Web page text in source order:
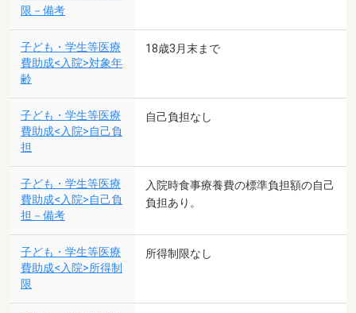
限－備考
子ども・学生等医療
費助成<入院>対象年
齢
18歳3月末まで
子ども・学生等医療
費助成<入院>自己負
担
自己負担なし
子ども・学生等医療
費助成<入院>自己負
担－備考
入院時食事療養費の標準負担額の自己
負担あり。
子ども・学生等医療
費助成<入院>所得制
限
所得制限なし